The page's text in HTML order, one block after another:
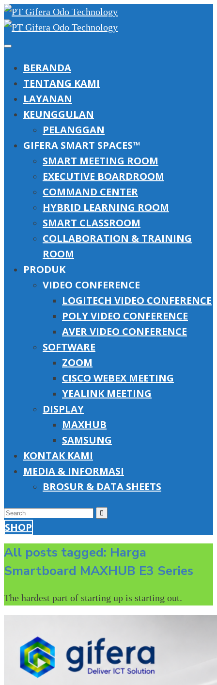
BERANDA
TENTANG KAMI
LAYANAN
KEUNGGULAN
PELANGGAN
GIFERA SMART SPACES™
SMART MEETING ROOM
EXECUTIVE BOARDROOM
COMMAND CENTER
HYBRID LEARNING ROOM
SMART CLASSROOM
COLLABORATION & TRAINING
ROOM
PRODUK
VIDEO CONFERENCE
LOGITECH VIDEO CONFERENCE
POLY VIDEO CONFERENCE
AVER VIDEO CONFERENCE
SOFTWARE
ZOOM
CISCO WEBEX MEETING
YEALINK MEETING
DISPLAY
MAXHUB
SAMSUNG
KONTAK KAMI
MEDIA & INFORMASI
BROSUR & DATA SHEETS
SHOP
All posts tagged: Harga
Smartboard MAXHUB E3 Series
The hardest part of starting up is starting out.